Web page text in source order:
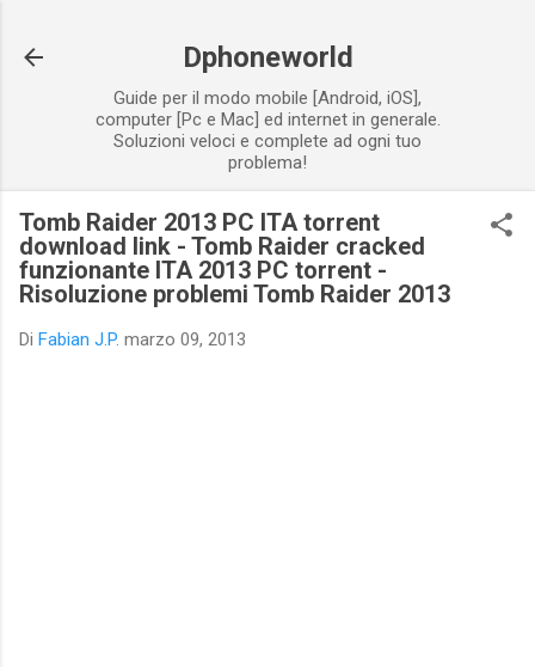
Dphoneworld
Guide per il modo mobile [Android, iOS],
computer [Pc e Mac] ed internet in generale.
Soluzioni veloci e complete ad ogni tuo
problema!
Tomb Raider 2013 PC ITA torrent
download link - Tomb Raider cracked
funzionante ITA 2013 PC torrent -
Risoluzione problemi Tomb Raider 2013
Di Fabian J.P. marzo 09, 2013